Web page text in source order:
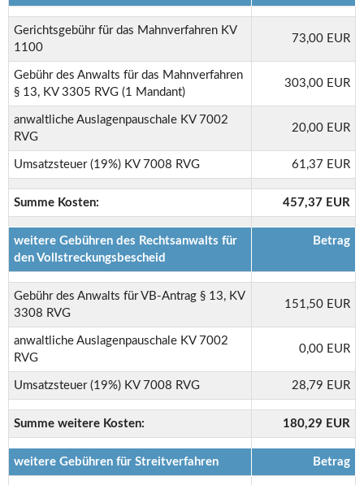
Gerichtsgebühr für das Mahnverfahren KV
1100
73,00 EUR
Gebühr des Anwalts für das Mahnverfahren
§ 13, KV 3305 RVG (1 Mandant)
303,00 EUR
anwaltliche Auslagenpauschale KV 7002
RVG
20,00 EUR
Umsatzsteuer (19%) KV 7008 RVG 61,37 EUR
Summe Kosten: 457,37 EUR
weitere Gebühren des Rechtsanwalts für
den Vollstreckungsbescheid
Betrag
Gebühr des Anwalts für VB-Antrag § 13, KV
3308 RVG
151,50 EUR
anwaltliche Auslagenpauschale KV 7002
RVG
0,00 EUR
Umsatzsteuer (19%) KV 7008 RVG 28,79 EUR
Summe weitere Kosten: 180,29 EUR
weitere Gebühren für Streitverfahren Betrag